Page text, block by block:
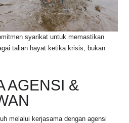
syarikat untuk memastikan
talian hayat ketika krisis, bukan
AGENSI &
melalui kerjasama dengan agensi